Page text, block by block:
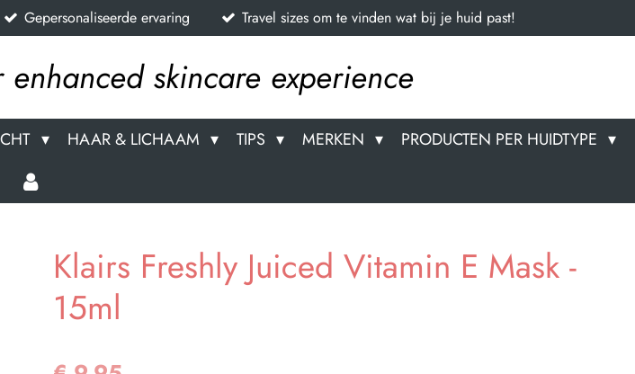
Gepersonaliseerde ervaring Travel sizes om te vinden wat bij je huid past!
enhanced skincare experience
HAAR & LICHAAM TIPS MERKEN PRODUCTEN PER HUIDTYPE
Klairs Freshly Juiced Vitamin E Mask -
15ml